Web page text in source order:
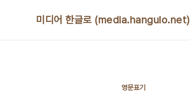
미디어 한글로 (media.hangulo.net)
영문표기